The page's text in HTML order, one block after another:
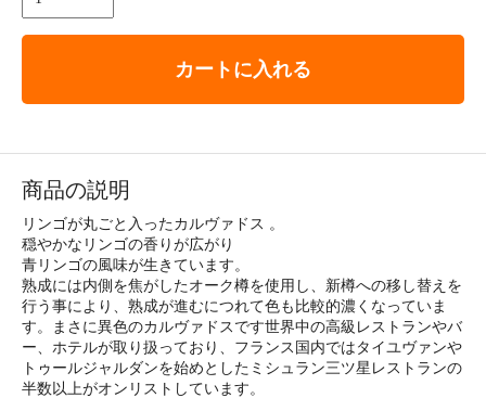
カートに入れる
商品の説明
リンゴが丸ごと入ったカルヴァドス 。
穏やかなリンゴの香りが広がり
青リンゴの風味が生きています。
熟成には内側を焦がしたオーク樽を使用し、新樽への移し替えを
行う事により、熟成が進むにつれて色も比較的濃くなっていま
す。まさに異色のカルヴァドスです世界中の高級レストランやバ
ー、ホテルが取り扱っており、フランス国内ではタイユヴァンや
トゥールジャルダンを始めとしたミシュラン三ツ星レストランの
半数以上がオンリストしています。